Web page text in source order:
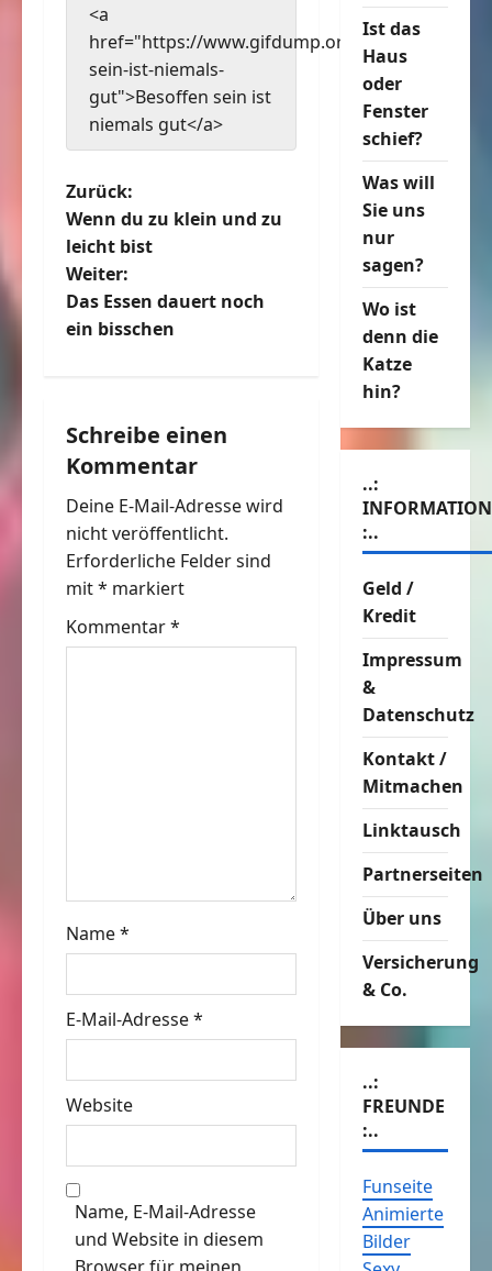
<a
href="https://www.gifdump.org/besoffen-
sein-ist-niemals-
gut">Besoffen sein ist
niemals gut</a>
B
e
i
t
a
g
s
n
a
v
i
o
n
Zurück:
Wenn du zu klein und zu
leicht bist
Weiter:
Das Essen dauert noch
ein bisschen
Schreibe einen
Kommentar
Deine E-Mail-Adresse wird
nicht veröffentlicht.
Erforderliche Felder sind
mit* markiert
Kommentar*
Name*
E-Mail-Adresse*
Website
Name, E-Mail-Adresse
und Website in diesem
Ist das
Haus
oder
Fenster
schief?
Was will
Sie uns
nur
sagen?
Wo ist
denn die
Katze
hin?
..:
:..
Geld /
Kredit
Impressum
&
Datenschutz
Kontakt /
Mitmachen
Linktausch
Partnerseiten
Über uns
Versicherung
& Co.
..:
FREUNDE
:..
Funseite
Animierte
Bilder